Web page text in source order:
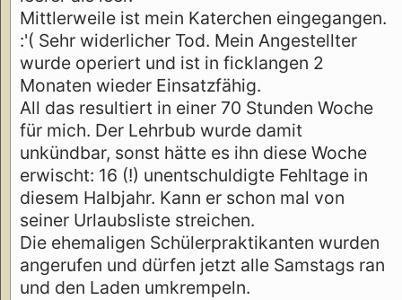
Mittlerweile ist mein Katerchen eingegangen.
:'( Sehr widerlicher Tod. Mein Angestellter
wurde operiert und ist in ficklangen 2
Monaten wieder Einsatzfähig.
All das resultiert in einer 70 Stunden Woche
für mich. Der Lehrbub wurde damit
unkündbar, sonst hätte es ihn diese Woche
erwischt: 16 (!) unentschuldigte Fehltage in
diesem Halbjahr. Kann er schon mal von
seiner Urlaubsliste streichen.
Die ehemaligen Schülerpraktikanten wurden
angerufen und dürfen jetzt alle Samstags ran
und den Laden umkrempeln.